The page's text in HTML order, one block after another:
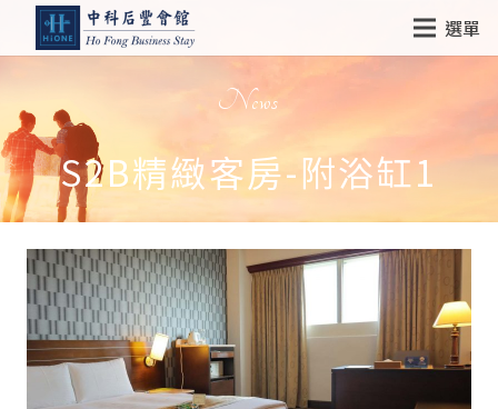
選單
News
S2B精緻客房-附浴缸1